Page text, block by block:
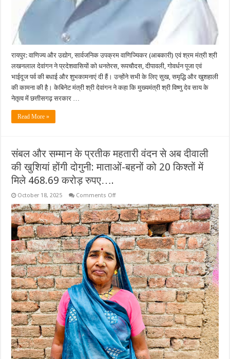
रायपुर: वाणिज्य और उद्योग, सार्वजनिक उपक्रम वाणिज्यिकर (आबकारी) एवं श्रम मंत्री श्री
लखनलाल देवांगन ने प्रदेशवासियों को धनतेरस, रूपचौदस, दीपावली, गोवर्धन पूजा एवं
भाईदूज पर्व की बधाई और शुभकामनाएं दी हैं। उन्होंने सभी के लिए सुख, समृद्धि और खुशहाली
की कामना की है। केबिनेट मंत्री श्री देवांगन ने कहा कि मुख्यमंत्री श्री विष्णु देव साय के
नेतृत्व में छत्तीसगढ़ सरकार …
Read More »
संबल और सम्मान के प्रतीक महतारी वंदन से अब दीवाली
की खुशियां होंगी दोगुनी: माताओं-बहनों को 20 किश्तों में
मिले 468.69 करोड़ रुपए….
October 18, 2025 Comments Offon
और
सम्मान
के
प्रतीक
महतारी
वंदन
से
अब
दीवाली
की
खुशियां
होंगी
दोगुनी:
माताओं-
बहनों
को
20
किश्तों
में
मिले
468.69
करोड़
रुपए….